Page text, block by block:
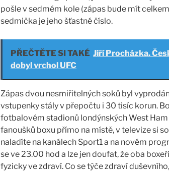
pošle v sedmém kole (zápas bude mít
sedmička je jeho šťastné číslo.
PŘEČTĚTE SI TAKÉ Jiří Procházka.
dobyl vrchol UFC
Zápas dvou nesmiřitelných soků byl
vstupenky stály v přepočtu i 30 tisíc korun.
fotbalovém stadionů londýnských West
fanoušků boxu přímo na místě, v televize si
naladíte na kanálech Sport1 a na novém
se ve 23.00 hod a lze jen doufat, že oba
fyzicky ve zdraví. Co se týče zdraví